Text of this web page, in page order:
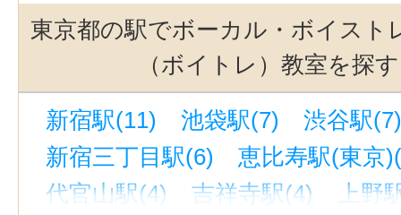
杉並区(1)
豊島区(7)
板橋区(1)
江戸川区(1)
立川市(3) 町田市
東京都の駅でボーカル・ボイスト
（ボイトレ）教室を探す
新宿駅(11) 池袋駅(7)
渋谷駅(7)
新宿三丁目駅(6)
恵比寿駅(東京
代官山駅(4)
吉祥寺駅(4)
上野